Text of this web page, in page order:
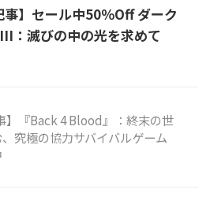
事】セール中50％Off ダーク
：滅びの中の光を求めて
】『Back 4 Blood』：終末の世
究極の協力サバイバルゲーム